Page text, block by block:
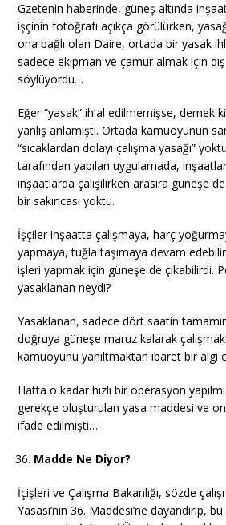
Gzetenin haberinde, güneş altında
işçinin fotoğrafı açıkça görülürken,
ona bağlı olan Daire, ortada bir yasak
sadece ekipman ve çamur almak için dış
söylüyordu…
Eğer “yasak” ihlal edilmemişse, demek
yanlış anlamıştı. Ortada kamuoyunun
“sıcaklardan dolayı çalışma yasağı”
tarafından yapılan uygulamada,
inşaatlarda çalışılırken arasıra güneşe de
bir sakıncası yoktu.
İşçiler inşaatta çalışmaya, harç
yapmaya, tuğla taşımaya devam
işleri yapmak için güneşe de çıkabilirdi.
yasaklanan neydi?
Yasaklanan, sadece dört saatin
doğruya güneşe maruz kalarak
kamuoyunu yanıltmaktan ibaret bir algı
Hatta o kadar hızlı bir operasyon
gerekçe oluşturulan yasa maddesi ve
ifade edilmişti…
Madde Ne Diyor?
İçişleri ve Çalışma Bakanlığı, sözde
Yasası’nın 36. Maddesi’ne dayandırıp,